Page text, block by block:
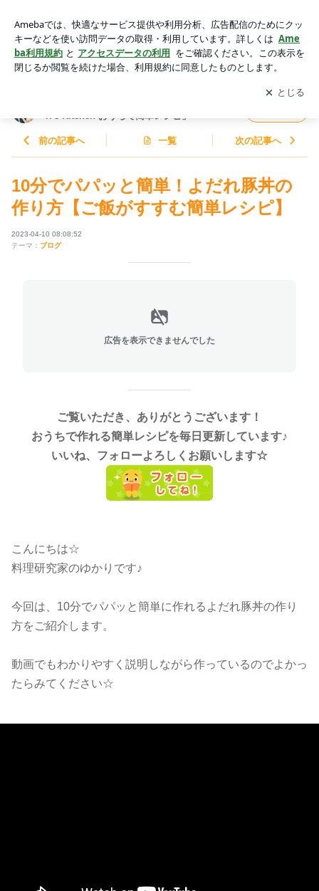
単レシピ】 | 料理研究家ゆかりオフィシャルブログ「Yukari's
Kitchen おうちで簡単レシピ」Powered by Ameba
アプリをダウンロードして ブログの更新通知
を受け取りまし
ょう。
開く
ri's Kitchen おうちで簡単レシピ」
前の記事へ 一覧 次の記事へ
10分でパパッと簡単！よだれ豚丼の
作り方【ご飯がすすむ簡単レシピ】
2023-04-10 08:08:52
テーマ： ブログ
広告を表示できませんでした
ご覧いただき、ありがとうございます！
おうちで作れる簡単レシピを毎日更新しています♪
いいね、フォローよろしくお願いします☆
こんにちは☆
料理研究家のゆかりです♪
今回は、10分でパパッと簡単に作れるよだれ豚丼の作り
方をご紹介します。
動画でもわかりやすく説明しながら作っているのでよかっ
たらみてください☆